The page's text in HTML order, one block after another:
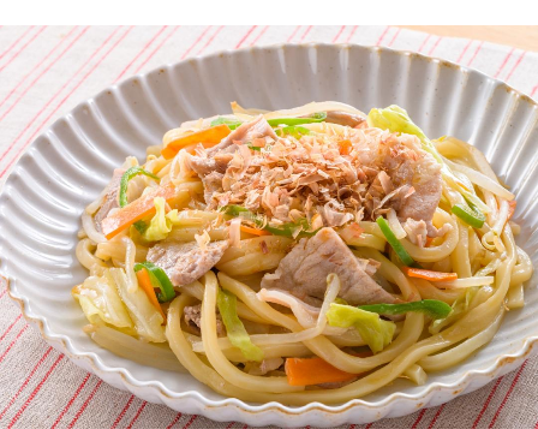
商品カテゴリ
酢 調味酢
お酢ドリンク ぽん酢
みりん風・料理酒 鍋用調味料
つゆ たれ
新商品一覧
キャンペーン情報
ブランド・スペシャルサイト
ブランド・スペシャルサイト トップ
商品ブランドサイト
Fibee（ファイビー）
くらしプラ酢
企業情報
国内事業概要